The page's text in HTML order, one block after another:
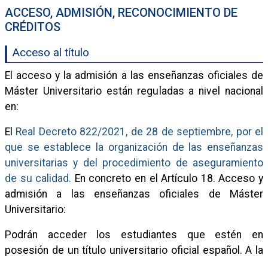
ACCESO, ADMISIÓN, RECONOCIMIENTO DE
CRÉDITOS
Acceso al título
El acceso y la admisión a las enseñanzas oficiales de
Máster Universitario están reguladas a nivel nacional
en:
El Real Decreto 822/2021, de 28 de septiembre, por el
que se establece la organización de las enseñanzas
universitarias y del procedimiento de aseguramiento
de su calidad. En concreto en el Artículo 18. Acceso y
admisión a las enseñanzas oficiales de Máster
Universitario:
Podrán acceder los estudiantes que estén en
posesión de un título universitario oficial español. A la